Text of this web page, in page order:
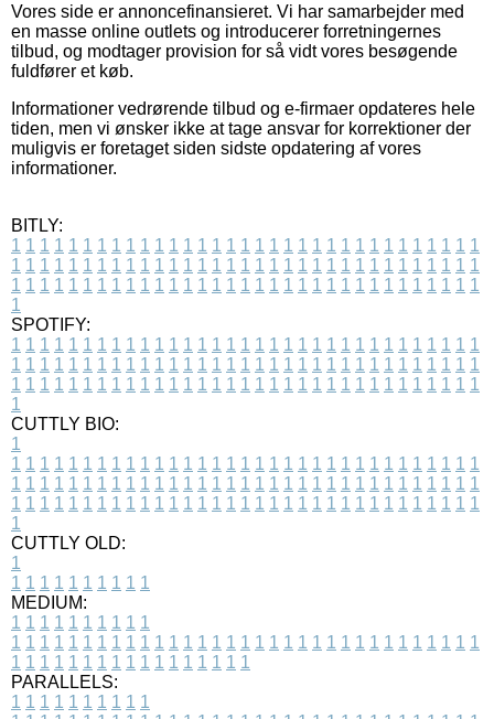
Vores side er annoncefinansieret. Vi har samarbejder med
en masse online outlets og introducerer forretningernes
tilbud, og modtager provision for så vidt vores besøgende
fuldfører et køb.
Informationer vedrørende tilbud og e-firmaer opdateres hele
tiden, men vi ønsker ikke at tage ansvar for korrektioner der
muligvis er foretaget siden sidste opdatering af vores
informationer.
BITLY:
1 1 1 1 1 1 1 1 1 1 1 1 1 1 1 1 1 1 1 1 1 1 1 1 1 1 1 1 1 1 1 1 1
1 1 1 1 1 1 1 1 1 1 1 1 1 1 1 1 1 1 1 1 1 1 1 1 1 1 1 1 1 1 1 1 1
1 1 1 1 1 1 1 1 1 1 1 1 1 1 1 1 1 1 1 1 1 1 1 1 1 1 1 1 1 1 1 1 1
1
SPOTIFY:
1 1 1 1 1 1 1 1 1 1 1 1 1 1 1 1 1 1 1 1 1 1 1 1 1 1 1 1 1 1 1 1 1
1 1 1 1 1 1 1 1 1 1 1 1 1 1 1 1 1 1 1 1 1 1 1 1 1 1 1 1 1 1 1 1 1
1 1 1 1 1 1 1 1 1 1 1 1 1 1 1 1 1 1 1 1 1 1 1 1 1 1 1 1 1 1 1 1 1
1
CUTTLY BIO:
1
1 1 1 1 1 1 1 1 1 1 1 1 1 1 1 1 1 1 1 1 1 1 1 1 1 1 1 1 1 1 1 1 1
1 1 1 1 1 1 1 1 1 1 1 1 1 1 1 1 1 1 1 1 1 1 1 1 1 1 1 1 1 1 1 1 1
1 1 1 1 1 1 1 1 1 1 1 1 1 1 1 1 1 1 1 1 1 1 1 1 1 1 1 1 1 1 1 1 1
1
CUTTLY OLD:
1
1 1 1 1 1 1 1 1 1 1
MEDIUM:
1 1 1 1 1 1 1 1 1 1
1 1 1 1 1 1 1 1 1 1 1 1 1 1 1 1 1 1 1 1 1 1 1 1 1 1 1 1 1 1 1 1 1
1 1 1 1 1 1 1 1 1 1 1 1 1 1 1 1 1
PARALLELS:
1 1 1 1 1 1 1 1 1 1